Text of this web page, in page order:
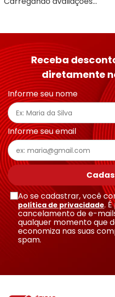
Receba
diretamente
Informe seu nome
Informe seu email
Ao se cadastrar, você
política de privacidade.
cancelamento de e-
qualquer momento que
economiza nas suas
spam.